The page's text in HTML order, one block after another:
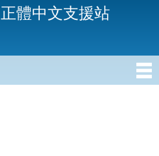
體中文支援站